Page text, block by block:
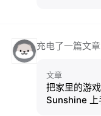
充电了一篇文章
文章
把家里的游
Sunshine 上